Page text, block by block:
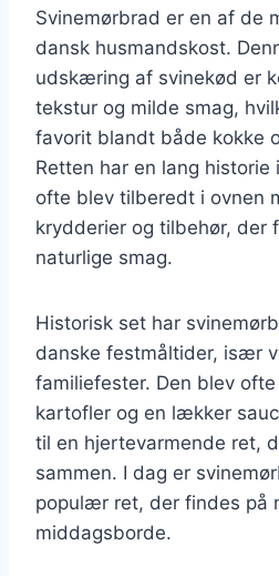
Svinemørbrad er en af de
dansk husmandskost.
udskæring af svinekød er
tekstur og milde smag,
favorit blandt både kokke
Retten har en lang historie
ofte blev tilberedt i ovnen
krydderier og tilbehør, der
naturlige smag.
Historisk set har
danske festmåltider, især
familiefester. Den blev
kartofler og en lækker
til en hjertevarmende ret,
sammen. I dag er
populær ret, der findes på
middagsborde.